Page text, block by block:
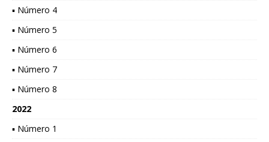
▪ Número 4
▪ Número 5
▪ Número 6
▪ Número 7
▪ Número 8
2022
▪ Número 1